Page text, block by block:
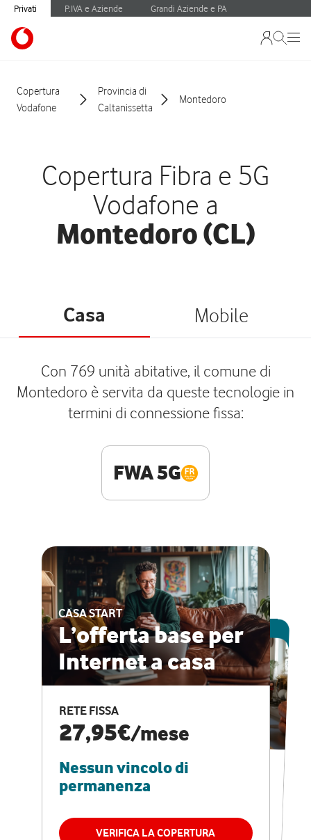
Privati P.IVA e Aziende Grandi Aziende e PA
Copertura
Vodafone
Provincia di
Caltanissetta
Montedoro
Copertura Fibra e 5G
Vodafone a
Montedoro (CL)
Casa Mobile
Con 769 unità abitative, il comune di
Montedoro è servita da queste tecnologie in
termini di connessione fissa:
FWA 5G
CASA START
L’offerta base per
Internet a casa
RETE FISSA
27,95€/mese
Nessun vincolo di
permanenza
VERIFICA LA COPERTURA
ESCLUSIVA ONLINE
CASA PRO
Internet veloce e
vantaggi speciali
RETE FISSA + VODAFONE CLUB
29,95€
permanenza